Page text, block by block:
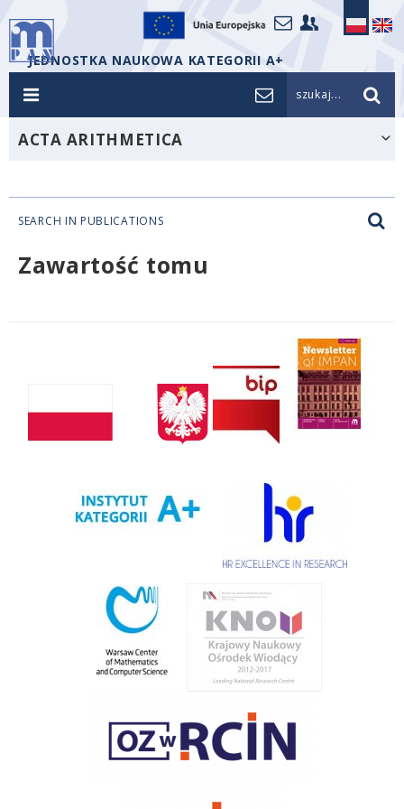
JEDNOSTKA NAUKOWA KATEGORII A+
szukaj...
ACTA ARITHMETICA
SEARCH IN PUBLICATIONS
Zawartość tomu